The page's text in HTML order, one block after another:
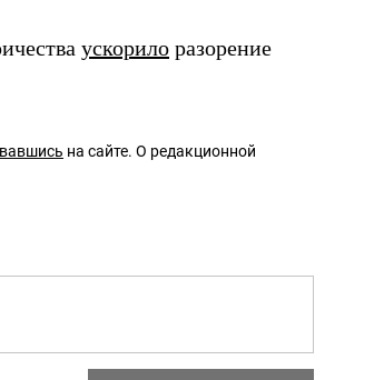
ускорило разорение
на сайте. О редакционной